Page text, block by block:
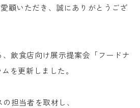
顧いただき、誠にありがとうござ
飲食店向け展示提案会「フードナ
を更新しました。
担当者を取材し、